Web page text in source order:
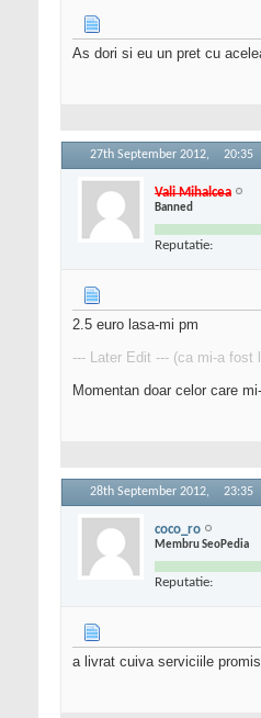
As dori si eu un pret cu
27th September 2012, 20:35
Vali Mihalcea
Banned
Reputatie:
2.5 euro lasa-mi pm
--- Later Edit --- (ca mi-a fost
Momentan doar celor care
28th September 2012, 23:35
coco_ro
Membru SeoPedia
Reputatie:
a livrat cuiva serviciile